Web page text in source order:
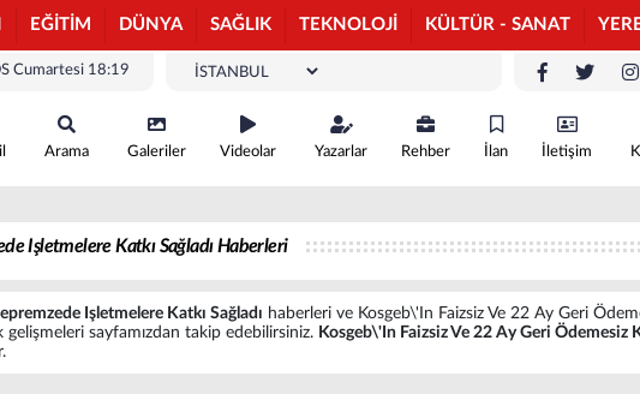
EĞİTİM DÜNYA SAĞLIK TEKNOLOJİ KÜLTÜR - SANAT
Cumartesi 18:19
Arama Galeriler Videolar Yazarlar Rehber İlan İletişim
Işletmelere Katkı Sağladı Haberleri
Işletmelere Katkı Sağladı haberleri ve Kosgeb\'In Faizsiz Ve 22 Ay Geri
gelişmeleri sayfamızdan takip edebilirsiniz. Kosgeb\'In Faizsiz Ve 22 Ay Geri Ödemesiz